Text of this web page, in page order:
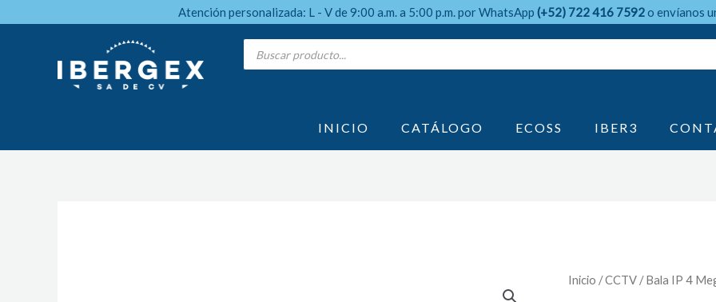
Atención personalizada: L - V de 9:00 a.m. a 5:00 p.m. por WhatsApp (+52) 722 416 7592o envíanos
Products
search
INICIO CATÁLOGO ECOSS IBER3
Inicio /CCTV / Bala IP 4